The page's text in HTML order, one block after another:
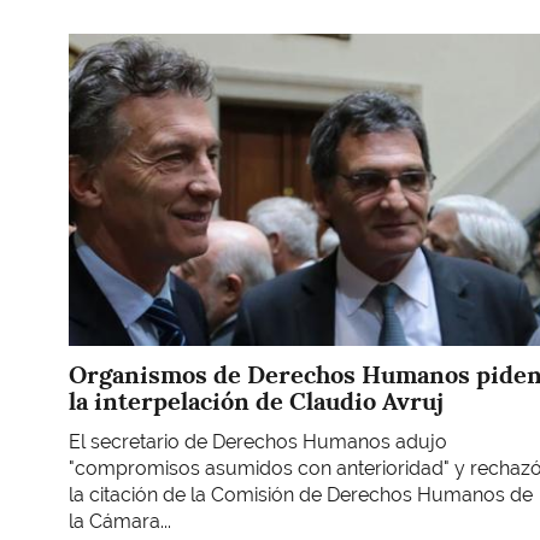
Imagen
Organismos de Derechos Humanos
la interpelación de Claudio Avruj
El secretario de Derechos Humanos adujo
"compromisos asumidos con anterioridad" y
la citación de la Comisión de Derechos Humanos de
la Cámara...